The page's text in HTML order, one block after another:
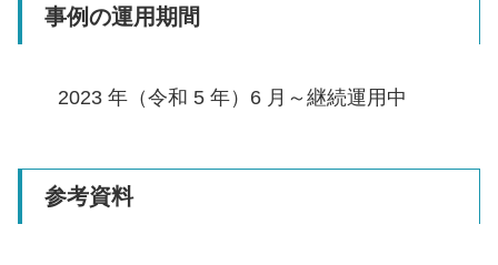
事例の運用期間
2023 年（令和 5 年）6 月～継続運用中
参考資料